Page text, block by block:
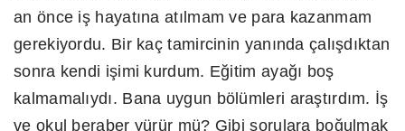
an önce iş hayatına atılmam ve para kazanmam
gerekiyordu. Bir kaç tamircinin yanında çalışdıktan
sonra kendi işimi kurdum. Eğitim ayağı boş
kalmamalıydı. Bana uygun bölümleri araştırdım. İş
ve okul beraber yürür mü? Gibi sorulara boğulmak